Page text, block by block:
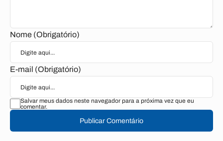
Nome (Obrigatório)
E-mail (Obrigatório)
Salvar meus dados neste navegador para a próxima vez que eu
comentar.
Publicar Comentário